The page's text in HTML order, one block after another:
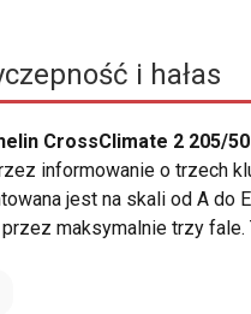
i hałas
CrossClimate 2 205/50
informowanie o trzech
jest na skali od A
maksymalnie trzy